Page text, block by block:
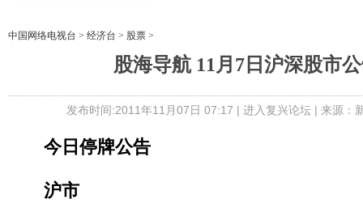
中国网络电视台 > 经济台 > 股票 >
股海导航 11月7日沪深股市
发布时间:2011年11月07日 07:17 | 进入复兴论坛| 来源：
今日停牌公告
沪市